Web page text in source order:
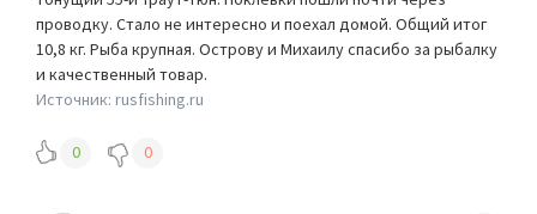
проводку. Стало не интересно и поехал домой. Общий итог
10,8 кг. Рыба крупная. Острову и Михаилу спасибо за рыбалку
и качественный товар.
Источник: rusfishing.ru
0 0